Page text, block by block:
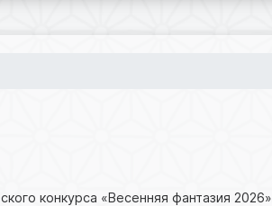
конкурса «Весенняя фантазия 2026»